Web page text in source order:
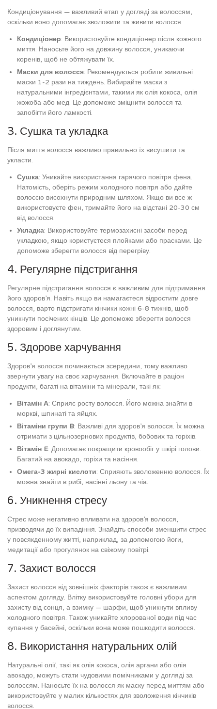
Кондиціонування — важливий етап у догляді за волоссям,
оскільки воно допомагає зволожити та живити волосся.
Кондиціонер: Використовуйте кондиціонер після кожного
миття. Наносьте його на довжину волосся, уникаючи
коренів, щоб не обтяжувати їх.
Маски для волосся: Рекомендується робити живильні
маски 1-2 рази на тиждень. Вибирайте маски з
натуральними інгредієнтами, такими як олія кокоса, олія
жожоба або мед. Це допоможе зміцнити волосся та
запобігти його ламкості.
3. Сушка та укладка
Після миття волосся важливо правильно їх висушити та
укласти.
Сушка: Уникайте використання гарячого повітря фена.
Натомість, оберіть режим холодного повітря або дайте
волоссю висохнути природним шляхом. Якщо ви все ж
використовуєте фен, тримайте його на відстані 20-30 см
від волосся.
Укладка: Використовуйте термозахисні засоби перед
укладкою, якщо користуєтеся плойками або прасками. Це
допоможе зберегти волосся від перегріву.
4. Регулярне підстригання
Регулярне підстригання волосся є важливим для підтримання
його здоров’я. Навіть якщо ви намагаєтеся відростити довге
волосся, варто підстригати кінчики кожні 6-8 тижнів, щоб
уникнути посічених кінців. Це допоможе зберегти волосся
здоровим і доглянутим.
5. Здорове харчування
Здоров’я волосся починається зсередини, тому важливо
звернути увагу на своє харчування. Включайте в раціон
продукти, багаті на вітаміни та мінерали, такі як:
Вітамін А: Сприяє росту волосся. Його можна знайти в
моркві, шпинаті та яйцях.
Вітаміни групи B: Важливі для здоров’я волосся. Їх можна
отримати з цільнозернових продуктів, бобових та горіхів.
Вітамін E: Допомагає покращити кровообіг у шкірі голови.
Багатий на авокадо, горіхи та насіння.
Омега-3 жирні кислоти: Сприяють зволоженню волосся. Їх
можна знайти в рибі, насінні льону та чіа.
6. Уникнення стресу
Стрес може негативно впливати на здоров’я волосся,
призводячи до їх випадіння. Знайдіть способи зменшити стрес
у повсякденному житті, наприклад, за допомогою йоги,
медитації або прогулянок на свіжому повітрі.
7. Захист волосся
Захист волосся від зовнішніх факторів також є важливим
аспектом догляду. Влітку використовуйте головні убори для
захисту від сонця, а взимку — шарфи, щоб уникнути впливу
холодного повітря. Також уникайте хлорованої води під час
купання у басейні, оскільки вона може пошкодити волосся.
8. Використання натуральних олій
Натуральні олії, такі як олія кокоса, олія аргани або олія
авокадо, можуть стати чудовими помічниками у догляді за
волоссям. Наносьте їх на волосся як маску перед миттям або
використовуйте у малих кількостях для зволоження кінчиків
волосся.